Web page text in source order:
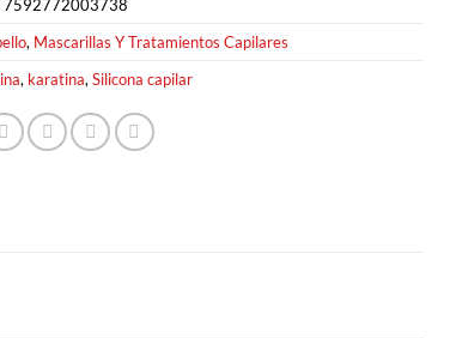
7592772003738
, Mascarillas Y Tratamientos Capilares
, karatina, Silicona capilar